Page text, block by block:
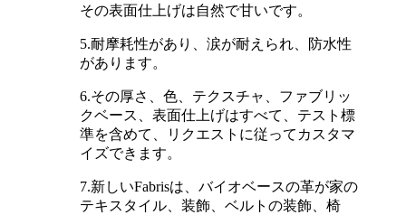
その表面仕上げは自然で甘いです。
5.耐摩耗性があり、涙が耐えられ、防水性
があります。
6.その厚さ、色、テクスチャ、ファブリッ
クベース、表面仕上げはすべて、テスト標
準を含めて、リクエストに従ってカスタマ
イズできます。
7.新しいFabrisは、バイオベースの革が家の
テキスタイル、装飾、ベルトの装飾、椅